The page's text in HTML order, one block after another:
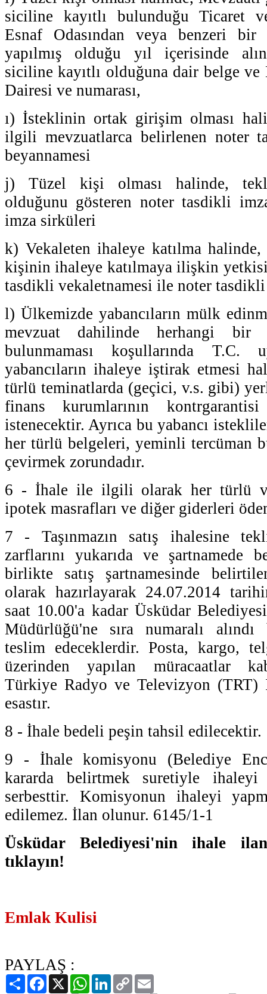
siciline kayıtlı bulunduğu Ticaret
Esnaf Odasından veya benzeri bir
yapılmış olduğu yıl içerisinde
siciline kayıtlı olduğuna dair belge ve
Dairesi ve numarası,
ı) İsteklinin ortak girişim olması
ilgili mevzuatlarca belirlenen noter
beyannamesi
j) Tüzel kişi olması halinde,
olduğunu gösteren noter tasdikli
imza sirküleri
k) Vekaleten ihaleye katılma halinde,
kişinin ihaleye katılmaya ilişkin
tasdikli vekaletnamesi ile noter tasdikli
l) Ülkemizde yabancıların mülk
mevzuat dahilinde herhangi bir
bulunmaması koşullarında T.C.
yabancıların ihaleye iştirak etmesi
türlü teminatlarda (geçici, v.s. gibi)
finans kurumlarının kontrgarantisi
istenecektir. Ayrıca bu yabancı
her türlü belgeleri, yeminli tercüman
çevirmek zorundadır.
6 - İhale ile ilgili olarak her türlü
ipotek masrafları ve diğer giderleri
7 - Taşınmazın satış ihalesine
zarflarını yukarıda ve şartnamede
birlikte satış şartnamesinde
olarak hazırlayarak 24.07.2014
saat 10.00'a kadar Üsküdar
Müdürlüğü'ne sıra numaralı alındı
teslim edeceklerdir. Posta, kargo,
üzerinden yapılan müracaatlar
Türkiye Radyo ve Televizyon (TRT)
esastır.
8 - İhale bedeli peşin tahsil edilecektir.
9 - İhale komisyonu (Belediye
kararda belirtmek suretiyle ihaleyi
serbesttir. Komisyonun ihaleyi
edilemez. İlan olunur. 6145/1-1
Üsküdar Belediyesi'nin ihale
tıklayın!
Emlak Kulisi
PAYLAŞ :
PaylaşFacebook
X WhatsAppLinkedIn
Copy
Link